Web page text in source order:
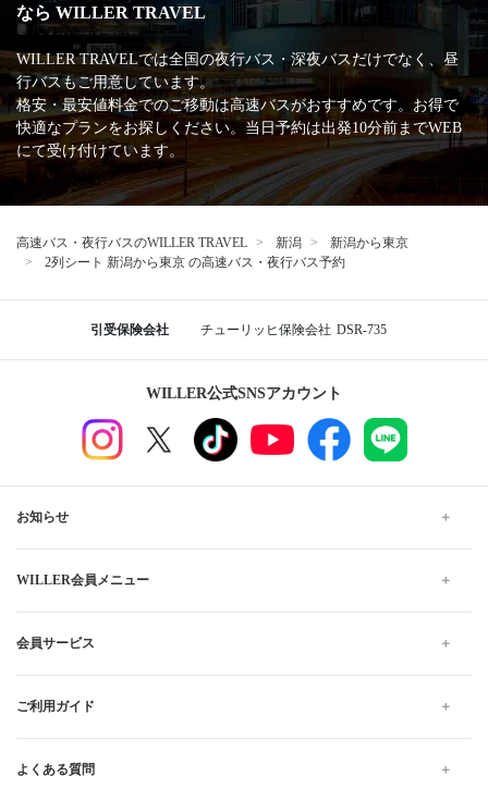
なら WILLER TRAVEL
WILLER TRAVELでは全国の夜行バス・深夜バスだけでなく、昼
行バスもご用意しています。
格安・最安値料金でのご移動は高速バスがおすすめです。お得で
快適なプランをお探しください。当日予約は出発10分前までWEB
にて受け付けています。
高速バス・夜行バスのWILLER TRAVEL 新潟
新潟から東京
2列シート 新潟から東京 の高速バス・夜行バス予約
引受保険会社 チューリッヒ保険会社 DSR-735
WILLER公式SNSアカウント
お知らせ
WILLER会員メニュー
会員サービス
ご利用ガイド
よくある質問